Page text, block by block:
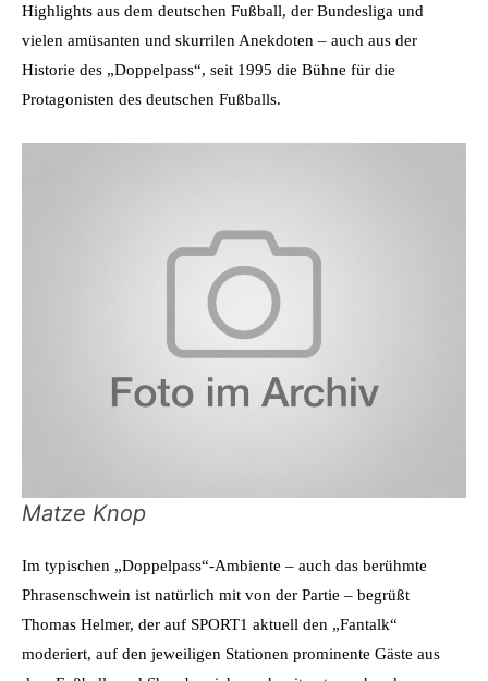
Highlights aus dem deutschen Fußball, der Bundesliga und
vielen amüsanten und skurrilen Anekdoten – auch aus der
Historie des „Doppelpass“, seit 1995 die Bühne für die
Protagonisten des deutschen Fußballs.
Matze Knop
Im typischen „Doppelpass“-Ambiente – auch das berühmte
Phrasenschwein ist natürlich mit von der Partie – begrüßt
Thomas Helmer, der auf SPORT1 aktuell den „Fantalk“
moderiert, auf den jeweiligen Stationen prominente Gäste aus